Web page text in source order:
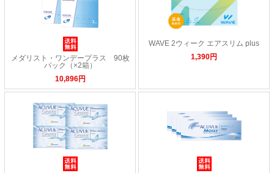
メダリスト・ワンデープラス 90枚
パック（×2箱）
10,896円
WAVE 2ウィーク エアスリム plus
1,390円